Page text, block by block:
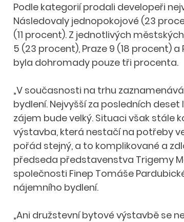
Podle kategorií prodali developeři
Následovaly jednopokojové (23
(11 procent). Z jednotlivých
5 (23 procent), Praze 9 (18 procent) a
byla dohromady pouze tři procenta.
„V současnosti na trhu
bydlení. Nejvyšší za posledních
zájem bude velký. Situaci však stále
výstavba, která nestačí na potřeby
pořád stejný, a to komplikované a
předseda představenstva Trigemy
společnosti Finep Tomáše
nájemního bydlení.
„Ani družstevní bytové výstavbě se